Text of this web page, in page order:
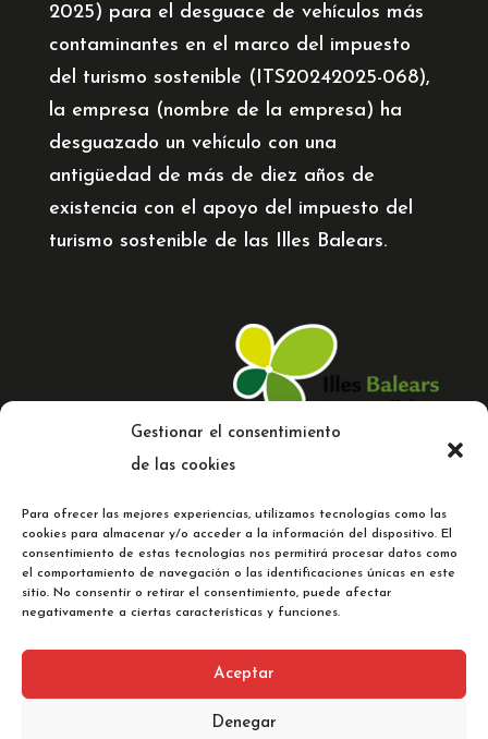
Gestionar el consentimiento
de las cookies
Para ofrecer las mejores experiencias, utilizamos tecnologías como las
cookies para almacenar y/o acceder a la información del dispositivo. El
consentimiento de estas tecnologías nos permitirá procesar datos como
el comportamiento de navegación o las identificaciones únicas en este
sitio. No consentir o retirar el consentimiento, puede afectar
negativamente a ciertas características y funciones.
Aceptar
Denegar
2025) para el desguace de vehículos más
contaminantes en el marco del impuesto
del turismo sostenible (ITS20242025-068),
la empresa (nombre de la empresa) ha
desguazado un vehículo con una
antigüedad de más de diez años de
existencia con el apoyo del impuesto del
turismo sostenible de las Illes Balears.
© 2023 Comercial Cladera |Web
diseñada por CoMsentido.
Aviso legal